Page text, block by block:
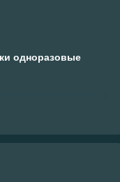
одноразовые